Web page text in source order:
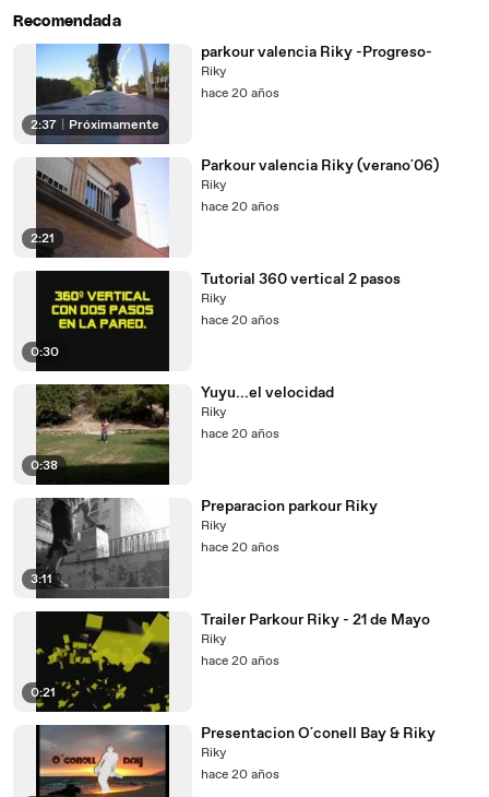
Recomendada
2:37 Próximamente
parkour valencia Riky -Progreso-
Riky
hace 20 años
2:21
Parkour valencia Riky (verano´06)
Riky
hace 20 años
0:30
Tutorial 360 vertical 2 pasos
Riky
hace 20 años
0:38
Yuyu...el velocidad
Riky
hace 20 años
3:11
Preparacion parkour Riky
Riky
hace 20 años
0:21
Trailer Parkour Riky - 21 de Mayo
Riky
hace 20 años
Presentacion O´conell Bay & Riky
Riky
hace 20 años